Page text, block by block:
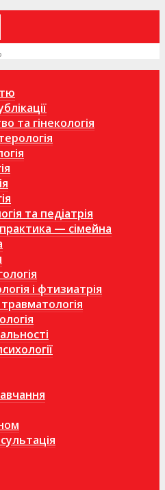
та гінекологія
та педіатрія
— сімейна
і фтизиатрія
травматологія